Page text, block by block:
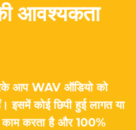
आवश्यकता
आप WAV ऑडियो को
कोई छिपी हुई लागत या
काम करता है और 100%